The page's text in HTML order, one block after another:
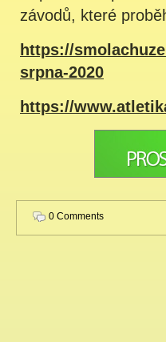
závodů, které
https://
srpna-2020
https://
0 Comments